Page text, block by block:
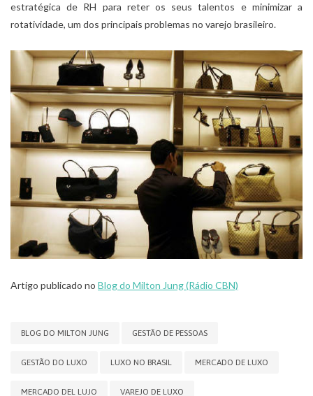
estratégica de RH para reter os seus talentos e minimizar a
rotatividade, um dos principais problemas no varejo brasileiro.
Artigo publicado no Blog do Milton Jung(Rádio CBN)
BLOG DO MILTON JUNG GESTÃO DE PESSOAS
GESTÃO DO LUXO LUXO NO BRASIL MERCADO DE LUXO
MERCADO DEL LUJO VAREJO DE LUXO